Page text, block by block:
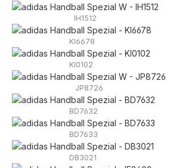
IH1512
KI6678
KI0102
JP8726
BD7632
BD7633
DB3021